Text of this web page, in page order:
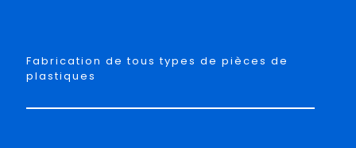
Fabrication de tous types de pièces de
plastiques